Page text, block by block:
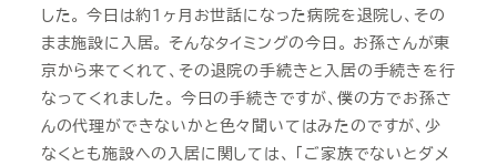
した。 今日は約１ヶ月お世話になった病院を退院し、その
まま施設に入居。 そんなタイミングの今日。 お孫さんが東
京から来てくれて、その退院の手続きと入居の手続きを行
なってくれました。 今日の手続きですが、僕の方でお孫さ
んの代理ができないかと色々聞いてはみたのですが、少
なくとも施設への入居に関しては、 「ご家族でないとダメ